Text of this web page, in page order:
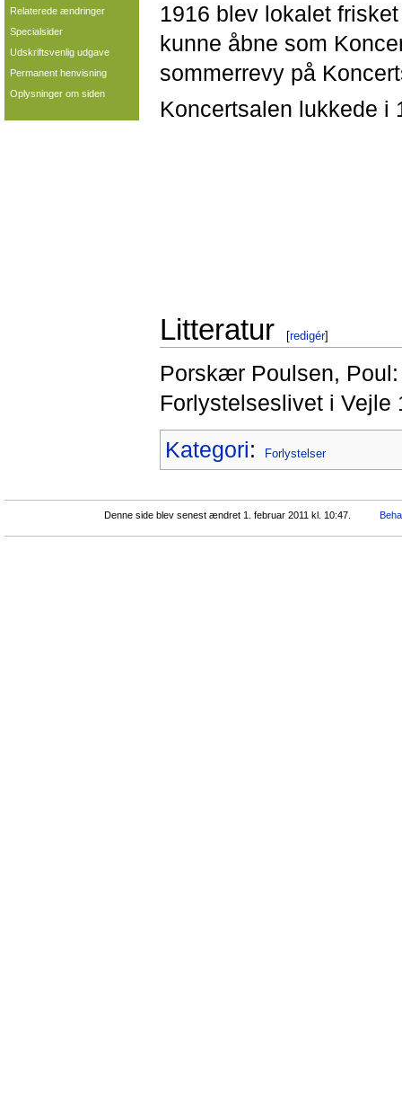
1916 blev lokalet
kunne åbne som
sommerrevy på
Koncertsalen lukkede i
Litteratur [redigér]
Porskær Poulsen,
Forlystelseslivet i Vejle
Kategori: Forlystelser
Relaterede ændringer
Specialsider
Udskriftsvenlig udgave
Permanent henvisning
Oplysninger om siden
Denne side blev senest ændret 1. februar 2011 kl. 10:47.